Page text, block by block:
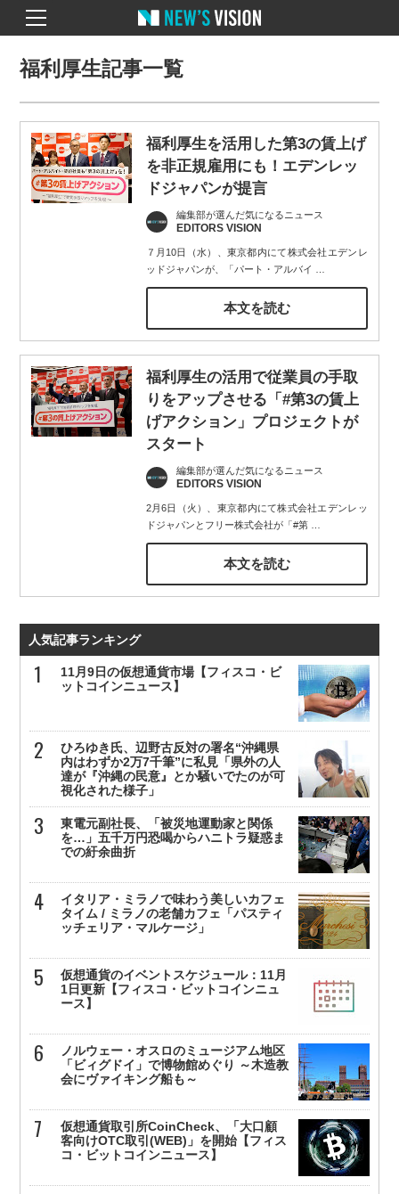
福利厚生記事一覧
福利厚生を活用した第3の賃上げ
を非正規雇用にも！エデンレッ
ドジャパンが提言
編集部が選んだ気になるニュース
EDITORS VISION
７月10日（水）、東京都内にて株式会社エデンレ
ッドジャパンが、「パート・アルバイ
本文を読む
福利厚生の活用で従業員の手取
りをアップさせる「#第3の賃上
げアクション」プロジェクトが
スタート
編集部が選んだ気になるニュース
EDITORS VISION
2月6日（火）、東京都内にて株式会社エデンレッ
ドジャパンとフリー株式会社が「#第…
本文を読む
人気記事ランキング
11月9日の仮想通貨市場【フィスコ・ビ
ットコインニュース】
ひろゆき氏、辺野古反対の署名“沖縄県
内はわずか2万7千筆”に私見「県外の人
達が『沖縄の民意』とか騒いでたのが可
視化された様子」
東電元副社長、「被災地運動家と関係
を…」五千万円恐喝からハニトラ疑惑ま
での紆余曲折
イタリア・ミラノで味わう美しいカフェ
タイム / ミラノの老舗カフェ「パスティ
ッチェリア・マルケージ」
仮想通貨のイベントスケジュール：11月
1日更新【フィスコ・ビットコインニュ
ース】
ノルウェー・オスロのミュージアム地区
「ビィグドイ」で博物館めぐり ～木造教
会にヴァイキング船も～
仮想通貨取引所CoinCheck、「大口顧
客向けOTC取引(WEB)」を開始【フィス
コ・ビットコインニュース】